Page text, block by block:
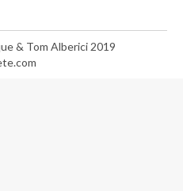
& Tom Alberici 2019